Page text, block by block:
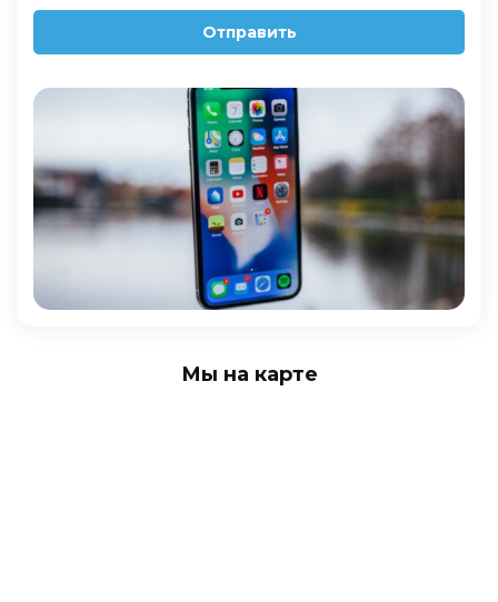
Отправить
Мы на карте